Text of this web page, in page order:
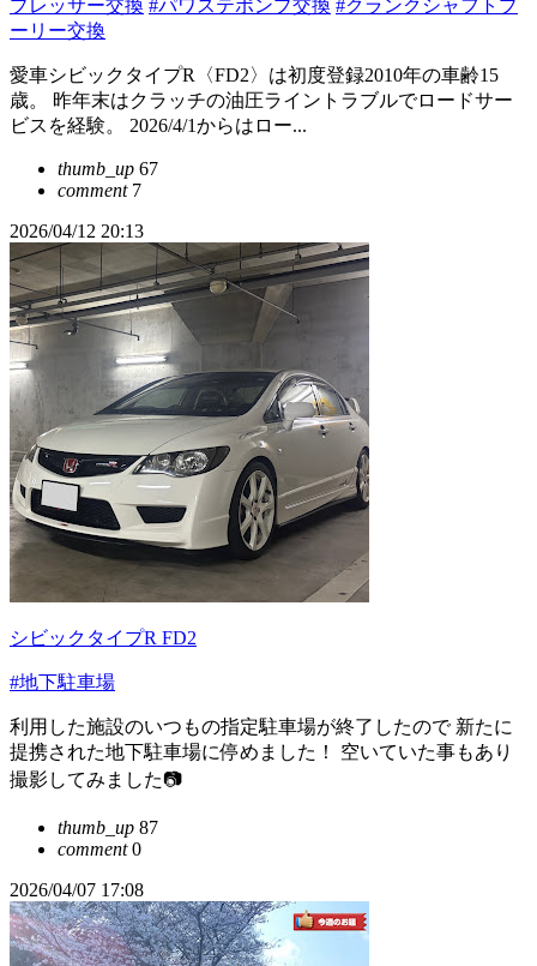
プレッサー交換 #パワステポンプ交換 #クランクシャフトプ
ーリー交換
愛車シビックタイプR〈FD2〉は初度登録2010年の車齢15
歳。 昨年末はクラッチの油圧ライントラブルでロードサー
ビスを経験。 2026/4/1からはロー...
thumb_up 67
comment7
2026/04/12 20:13
シビックタイプR FD2
#地下駐車場
利用した施設のいつもの指定駐車場が終了したので 新たに
提携された地下駐車場に停めました！ 空いていた事もあり
撮影してみました📷
thumb_up 87
comment0
2026/04/07 17:08